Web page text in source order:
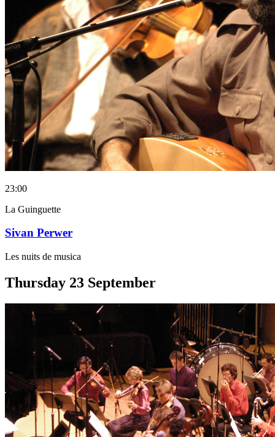
23:00
La Guinguette
Sivan Perwer
Les nuits de musica
Thursday 23 September